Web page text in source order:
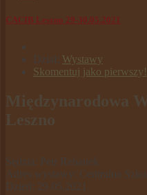
CACIB Leszno 29-30.05.2021
Dział:
Wystawy
Skomentuj jako pierwszy!
Międzynarodowa
Leszno
Sędzia: Petr Rehanek
Adres wystawy: Centralna
Dzień: 29.05.2021